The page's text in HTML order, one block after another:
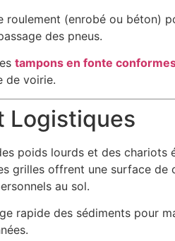
(enrobé ou béton)
des pneus.
tampons en fonte
de voirie.
Logistiques
poids lourds et des chariots
grilles offrent une surface de
au sol.
rapide des sédiments pour